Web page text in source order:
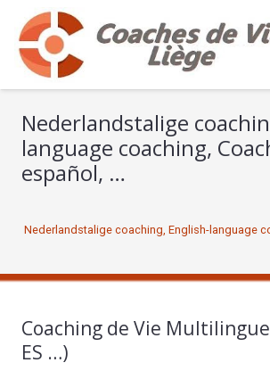
Nederlandstalige
language coaching,
español, …
Nederlandstalige coaching, English-language
Coaching de Vie Multilingue
ES …)